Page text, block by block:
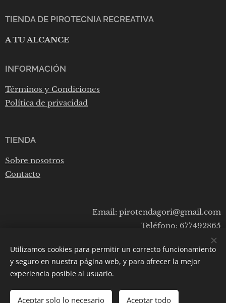
AÑADIR A LA CESTA
TIENDA DE PIROTECNIA RECREATIVA
A TU ALCANCE
INFORMACIÓN
Términos y Condiciones
Política de privacidad
TIENDA
Sobre nosotros
Contacto
Email: pirotendagori@gmail.com
Teléfono: 677492865
Cookies
Utilizamos cookies para permitir un correcto funcionamiento
y seguro en nuestra página web, y para ofrecer la mejor
experiencia posible al usuario.
Aceptar solo lo necesario Aceptar todo